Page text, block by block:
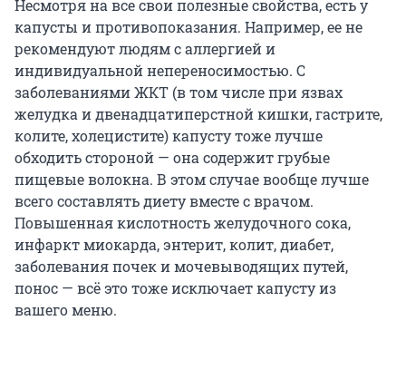
Несмотря на все свои полезные свойства, есть у
капусты и противопоказания. Например, ее не
рекомендуют людям с аллергией и
индивидуальной непереносимостью. С
заболеваниями ЖКТ (в том числе при язвах
желудка и двенадцатиперстной кишки, гастрите,
колите, холецистите) капусту тоже лучше
обходить стороной — она содержит грубые
пищевые волокна. В этом случае вообще лучше
всего составлять диету вместе с врачом.
Повышенная кислотность желудочного сока,
инфаркт миокарда, энтерит, колит, диабет,
заболевания почек и мочевыводящих путей,
понос — всё это тоже исключает капусту из
вашего меню.